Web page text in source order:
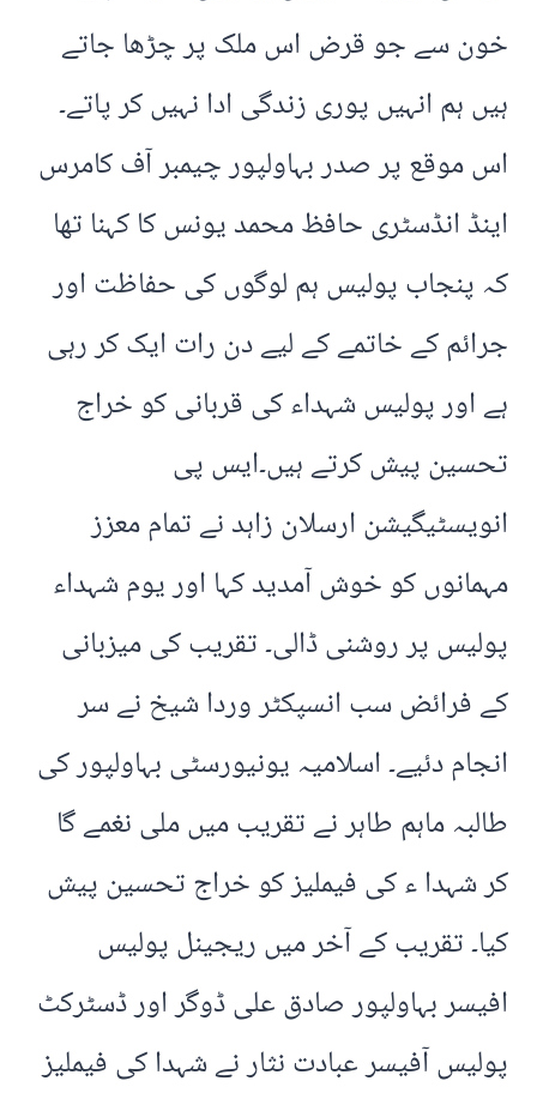
خون سے جو قرض اس ملک پر چڑھا جاتے
ہیں ہم انہیں پوری زندگی ادا نہیں کر پاتے۔
اس موقع پر صدر بہاولپور چیمبر آف کامرس
اینڈ انڈسٹری حافظ محمد یونس کا کہنا تھا
کہ پنجاب پولیس ہم لوگوں کی حفاظت اور
جرائم کے خاتمے کے لیے دن رات ایک کر رہی
ہے اور پولیس شہداء کی قربانی کو خراج
تحسین پیش کرتے ہیں۔ایس پی
انویسٹیگیشن ارسلان زاہد نے تمام معزز
مہمانوں کو خوش آمدید کہا اور یوم شہداء
پولیس پر روشنی ڈالی۔ تقریب کی میزبانی
کے فرائض سب انسپکٹر وردا شیخ نے سر
انجام دئیے۔ اسلامیہ یونیورسٹی بہاولپور کی
طالبہ ماہم طاہر نے تقریب میں ملی نغمے گا
کر شہدا ء کی فیملیز کو خراج تحسین پیش
کیا۔ تقریب کے آخر میں ریجینل پولیس
افیسر بہاولپور صادق علی ڈوگر اور ڈسٹرکٹ
پولیس آفیسر عبادت نثار نے شہدا کی فیملیز